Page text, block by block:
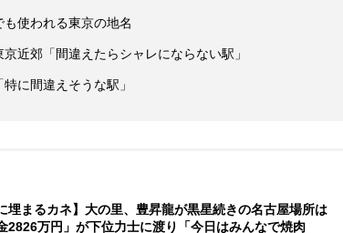
使われる東京の地名
近郊「間違えたらシャレにならない駅」
に間違えそうな駅」
埋まるカネ】大の里、豊昇龍が黒星続きの名古屋場所は
2826万円」が下位力士に渡り「今日はみんなで焼肉